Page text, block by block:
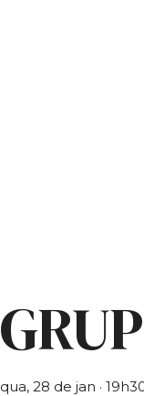
qua, 28 de jan ·